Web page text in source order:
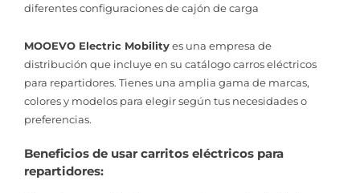
diferentes configuraciones de cajón de carga
MOOEVO Electric Mobilityes una empresa de
distribución que incluye en su catálogo carros eléctricos
para repartidores. Tienes una amplia gama de marcas,
colores y modelos para elegir según tus necesidades o
preferencias.
Beneficios de usar carritos eléctricos para
repartidores: